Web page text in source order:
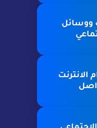
ووسائل
الانترنت